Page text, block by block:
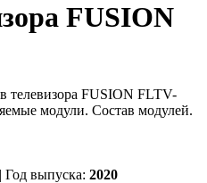
FUSION
телевизора FUSION FLTV-
модули. Состав модулей.
| Год выпуска: 2020